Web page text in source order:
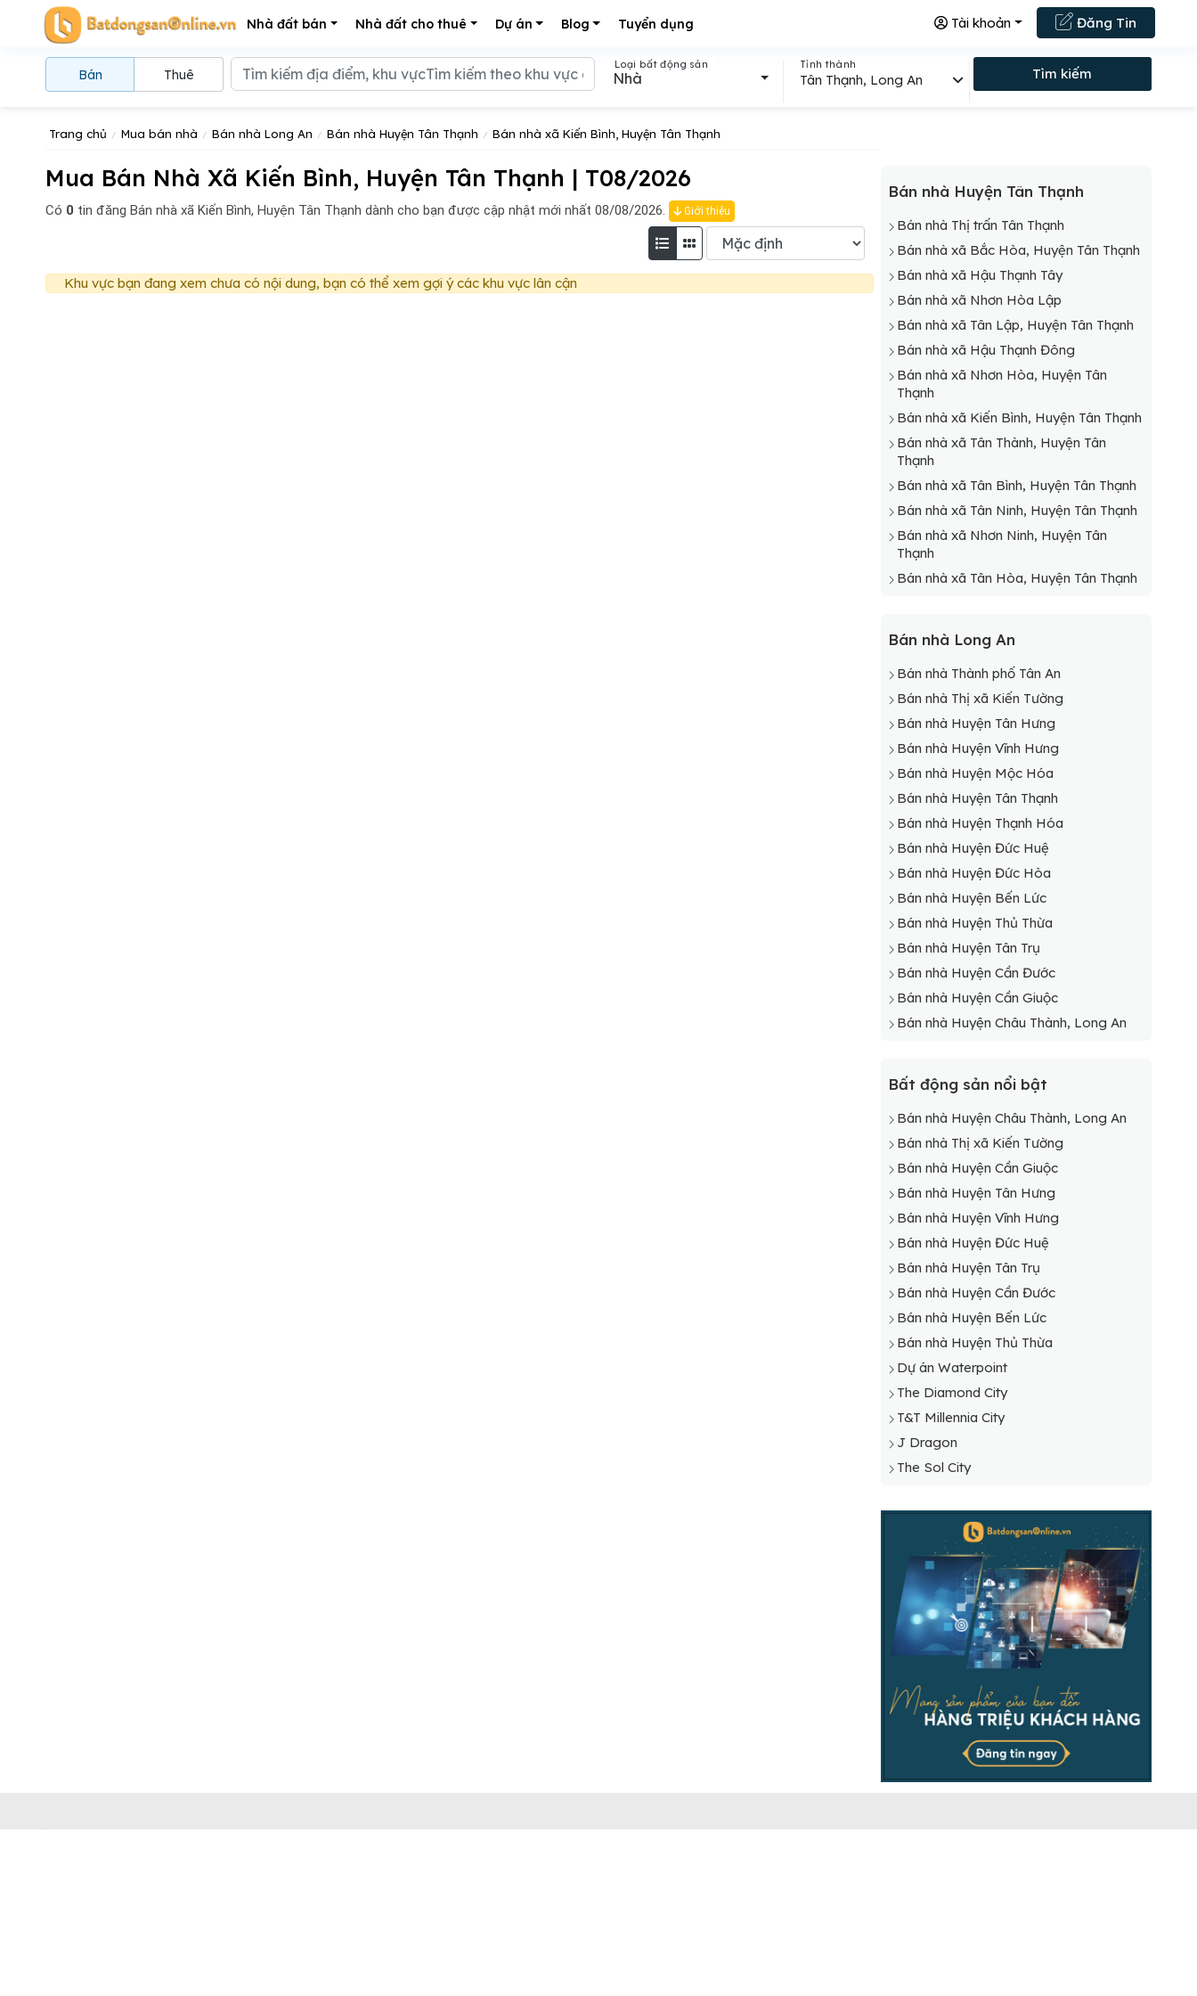
Nhà đất bán Nhà đất cho thuê Dự án Blog Tuyển dụng Đăng Tin
Tài khoản
Trang chủ Mua bán nhà Bán nhà Long An Bán nhà Huyện Tân Thạnh Bán nhà xã Kiến Bình, Huyện Tân Thạnh
Mua Bán Nhà Xã Kiến Bình, Huyện Tân Thạnh | T08/2026
Có 0 tin đăng Bán nhà xã Kiến Bình, Huyện Tân Thạnh dành cho bạn được cập nhật mới nhất 08/08/2026. Giới thiệu
Khu vực bạn đang xem chưa có nội dung, bạn có thể xem gợi ý các khu vực lân cận
Bán nhà Huyện Tân Thạnh
Bán nhà Thị trấn Tân Thạnh
Bán nhà xã Bắc Hòa, Huyện Tân Thạnh
Bán nhà xã Hậu Thạnh Tây
Bán nhà xã Nhơn Hòa Lập
Bán nhà xã Tân Lập, Huyện Tân Thạnh
Bán nhà xã Hậu Thạnh Đông
Bán nhà xã Nhơn Hòa, Huyện Tân
Thạnh
Bán nhà xã Kiến Bình, Huyện Tân Thạnh
Bán nhà xã Tân Thành, Huyện Tân
Thạnh
Bán nhà xã Tân Bình, Huyện Tân Thạnh
Bán nhà xã Tân Ninh, Huyện Tân Thạnh
Bán nhà xã Nhơn Ninh, Huyện Tân
Thạnh
Bán nhà xã Tân Hòa, Huyện Tân Thạnh
Bán nhà Long An
Bán nhà Thành phố Tân An
Bán nhà Thị xã Kiến Tường
Bán nhà Huyện Tân Hưng
Bán nhà Huyện Vĩnh Hưng
Bán nhà Huyện Mộc Hóa
Bán nhà Huyện Tân Thạnh
Bán nhà Huyện Thạnh Hóa
Bán nhà Huyện Đức Huệ
Bán nhà Huyện Đức Hòa
Bán nhà Huyện Bến Lức
Bán nhà Huyện Thủ Thừa
Bán nhà Huyện Tân Trụ
Bán nhà Huyện Cần Đước
Bán nhà Huyện Cần Giuộc
Bán nhà Huyện Châu Thành, Long An
Bất động sản nổi bật
Bán nhà Huyện Châu Thành, Long An
Bán nhà Thị xã Kiến Tường
Bán nhà Huyện Cần Giuộc
Bán nhà Huyện Tân Hưng
Bán nhà Huyện Vĩnh Hưng
Bán nhà Huyện Đức Huệ
Bán nhà Huyện Tân Trụ
Bán nhà Huyện Cần Đước
Bán nhà Huyện Bến Lức
Bán nhà Huyện Thủ Thừa
Dự án Waterpoint
The Diamond City
T&T Millennia City
J Dragon
The Sol City
Bán Thuê
Loại bất động sản
Nhà
Tỉnh thành
Tân Thạnh, Long An Tìm kiếm